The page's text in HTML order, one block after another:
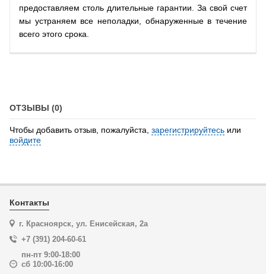
предоставляем столь длительные гарантии. За свой счет
мы устраняем все неполадки, обнаруженные в течение
всего этого срока.
ОТЗЫВЫ (0)
Чтобы добавить отзыв, пожалуйста, зарегистрируйтесь или
войдите
Контакты
г. Красноярск, ул. Енисейская, 2а
+7 (391) 204-60-61
пн-пт 9:00-18:00
сб 10:00-16:00